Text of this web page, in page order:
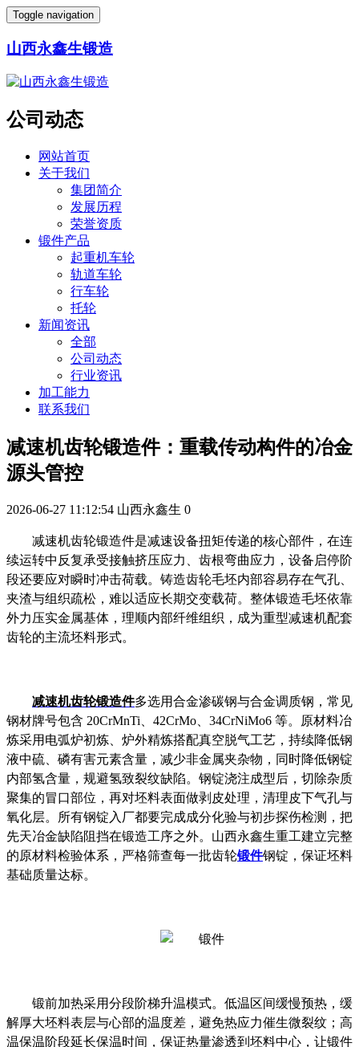
Toggle navigation
山西永鑫生锻造
公司动态
网站首页
关于我们
集团简介
发展历程
荣誉资质
锻件产品
起重机车轮
轨道车轮
行车轮
托轮
新闻资讯
全部
公司动态
行业资讯
加工能力
联系我们
减速机齿轮锻造件：重载传动构件的冶金
源头管控
2026-06-27 11:12:54 山西永鑫生 0
减速机齿轮锻造件是减速设备扭矩传递的核心部件，在连
续运转中反复承受接触挤压应力、齿根弯曲应力，设备启停阶
段还要应对瞬时冲击荷载。铸造齿轮毛坯内部容易存在气孔、
夹渣与组织疏松，难以适应长期交变载荷。整体锻造毛坯依靠
外力压实金属基体，理顺内部纤维组织，成为重型减速机配套
齿轮的主流坯料形式。
减速机齿轮锻造件多选用合金渗碳钢与合金调质钢，常见
钢材牌号包含 20CrMnTi、42CrMo、34CrNiMo6 等。原材料冶
炼采用电弧炉初炼、炉外精炼搭配真空脱气工艺，持续降低钢
液中硫、磷有害元素含量，减少非金属夹杂物，同时降低钢锭
内部氢含量，规避氢致裂纹缺陷。钢锭浇注成型后，切除杂质
聚集的冒口部位，再对坯料表面做剥皮处理，清理皮下气孔与
氧化层。所有钢锭入厂都要完成成分化验与初步探伤检测，把
先天冶金缺陷阻挡在锻造工序之外。山西永鑫生重工建立完整
的原材料检验体系，严格筛查每一批齿轮锻件钢锭，保证坯料
基础质量达标。
锻前加热采用分段阶梯升温模式。低温区间缓慢预热，缓
解厚大坯料表层与心部的温度差，避免热应力催生微裂纹；高
温保温阶段延长保温时间，保证热量渗透到坯料中心，让锻件